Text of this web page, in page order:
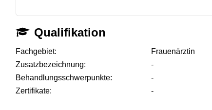
Qualifikation
Fachgebiet:
Frauenärztin
Zusatzbezeichnung:
-
Behandlungsschwerpunkte:
-
Zertifikate:
-